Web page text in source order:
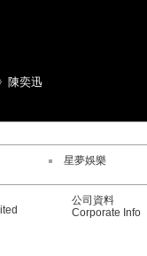
陳奕迅
星夢娛樂
公司資料
Corporate Info